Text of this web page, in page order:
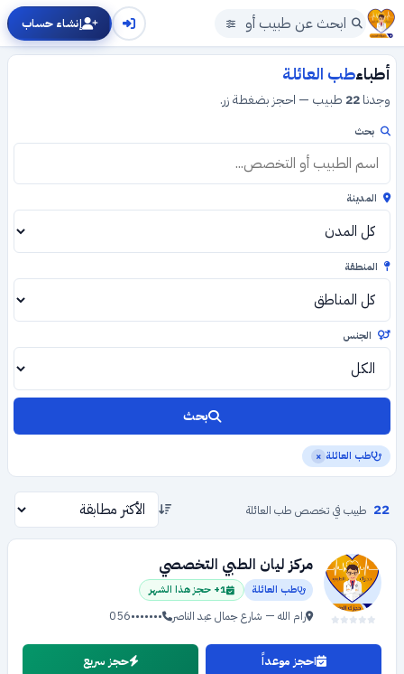
إنشاء حساب
أطباءطب العائلة
وجدنا22 طبيب — احجز بضغطة زر.
بحث
المدينة
المنطقة
الجنس
بحث
طب العائلة ×
22 طبيب في تخصص طب العائلة
مركز ليان الطبي التخصصي
طب العائلة 1+ حجز هذا الشهر
رام الله — شارع جمال عبد الناصر 056•••••••
احجز موعداً حجز سريع